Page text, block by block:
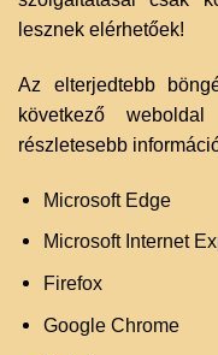
lesznek elérhetőek!
Az elterjedtebb
következő
részletesebb
Microsoft Edge
Microsoft Internet
Firefox
Google Chrome